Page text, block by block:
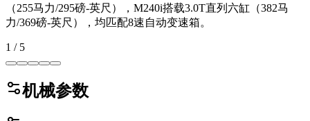
（255马力/295磅-英尺），M240i搭载3.0T直列六缸（382马
力/369磅-英尺），均匹配8速自动变速箱。
1 / 5
机械参数